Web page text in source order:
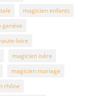
magicien enfants
genève
loire
magicien isère
magicien mariage
rhône